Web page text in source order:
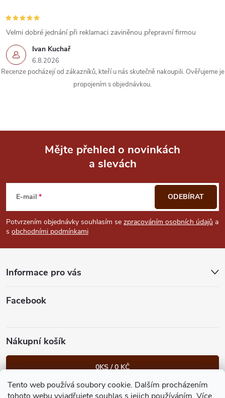
Tento web používá soubory cookie. Dalším procházením
s
u
Ivan Kuchař
6.8.2026
Velmi dobré jednání při reklamaci zaviněnou přepravní firmou
Recenze pocházejí od zákazníků, kteří u nás skutečně nakoupili. Ověřujeme je
propojením s objednávkou.
p
a
Mějte přehled o novinkách
a slevách
E-mail
Potvrzením objednávky souhlasím se zpracováním osobních údajů a
s obchodními podmínkami
ODEBÍRAT
Informace pro vás
Facebook
Nákupní košík
0KS /0 KČ
Heureka.cz Facebook Instagram Bonvolo - přidej se taky